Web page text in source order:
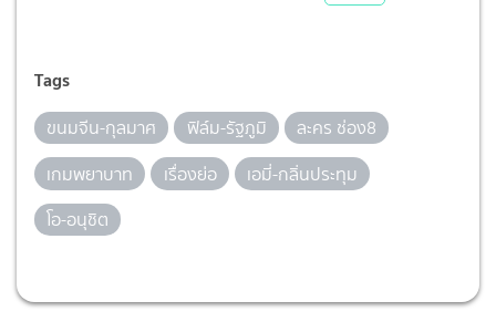
Tags
ขนมจีน-กุลมาศ ฟิล์ม-รัฐภูมิ
ละคร ช่อง8
เกมพยาบาท
เรื่องย่อ
เอมี่-กลิ่นประทุม
โอ-อนุชิต